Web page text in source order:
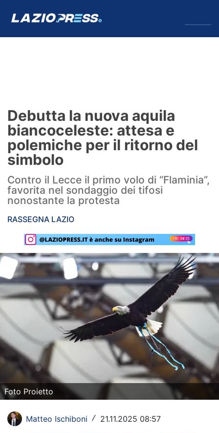
Formello
Infortuni
Primavera
Calciomercato
Rassegna Lazio
Social
Calcio
Serie A
Champions League
Europa League
Altri Sport
Formula 1
Vela
Debutta la nuova aquila
biancoceleste: attesa e
polemiche per il ritorno del
simbolo
Contro il Lecce il primo volo di “Flaminia”,
favorita nel sondaggio dei tifosi
nonostante la protesta
RASSEGNA LAZIO
Foto Proietto
Matteo Ischiboni / 21.11.2025 08:57